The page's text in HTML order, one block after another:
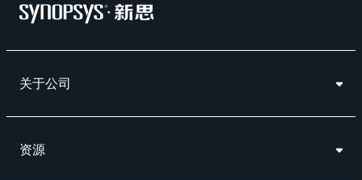
关于公司
资源